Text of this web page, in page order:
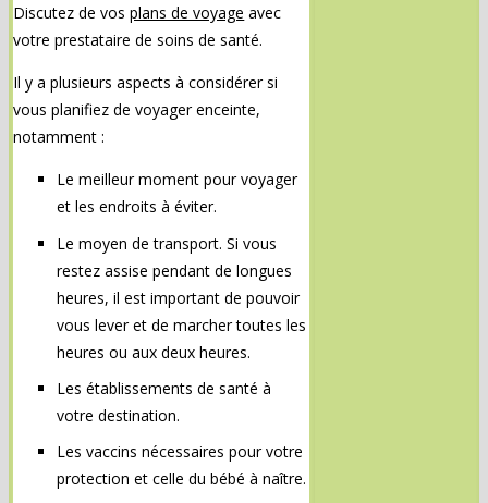
Discutez de vosplans de voyage avec
votre prestataire de soins de santé.
Il y a plusieurs aspects à considérer si
vous planifiez de voyager enceinte,
notamment :
Le meilleur moment pour voyager
et les endroits à éviter.
Le moyen de transport. Si vous
restez assise pendant de longues
heures, il est important de pouvoir
vous lever et de marcher toutes les
heures ou aux deux heures.
Les établissements de santé à
votre destination.
Les vaccins nécessaires pour votre
protection et celle du bébé à naître.